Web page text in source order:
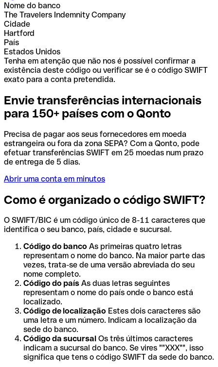
Nome do banco
The Travelers Indemnity Company
Cidade
Hartford
País
Estados Unidos
Tenha em atenção que não nos é possível confirmar a
existência deste código ou verificar se é o código SWIFT
exato para a conta pretendida.
Envie transferências internacionais
para 150+ países com o Qonto
Precisa de pagar aos seus fornecedores em moeda
estrangeira ou fora da zona SEPA? Com a Qonto, pode
efetuar transferências SWIFT em 25 moedas num prazo
de entrega de 5 dias.
Abrir uma conta em minutos
Como é organizado o código SWIFT?
O SWIFT/BIC é um código único de 8-11 caracteres que
identifica o seu banco, país, cidade e sucursal.
Código do banco As primeiras quatro letras
representam o nome do banco. Na maior parte das
vezes, trata-se de uma versão abreviada do seu
nome completo.
Código do país As duas letras seguintes
representam o nome do país onde o banco está
localizado.
Código de localização Estes dois caracteres são
uma letra e um número. Indicam a localização da
sede do banco.
Código da sucursal Os três últimos caracteres
indicam a sucursal do banco. Se vires ""XXX"", isso
significa que tens o código SWIFT da sede do banco.